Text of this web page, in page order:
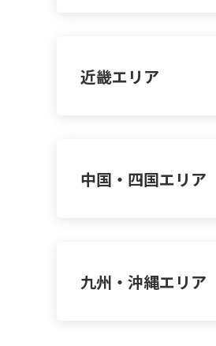
近畿エリア
中国・四国エリア
九州・沖縄エリア